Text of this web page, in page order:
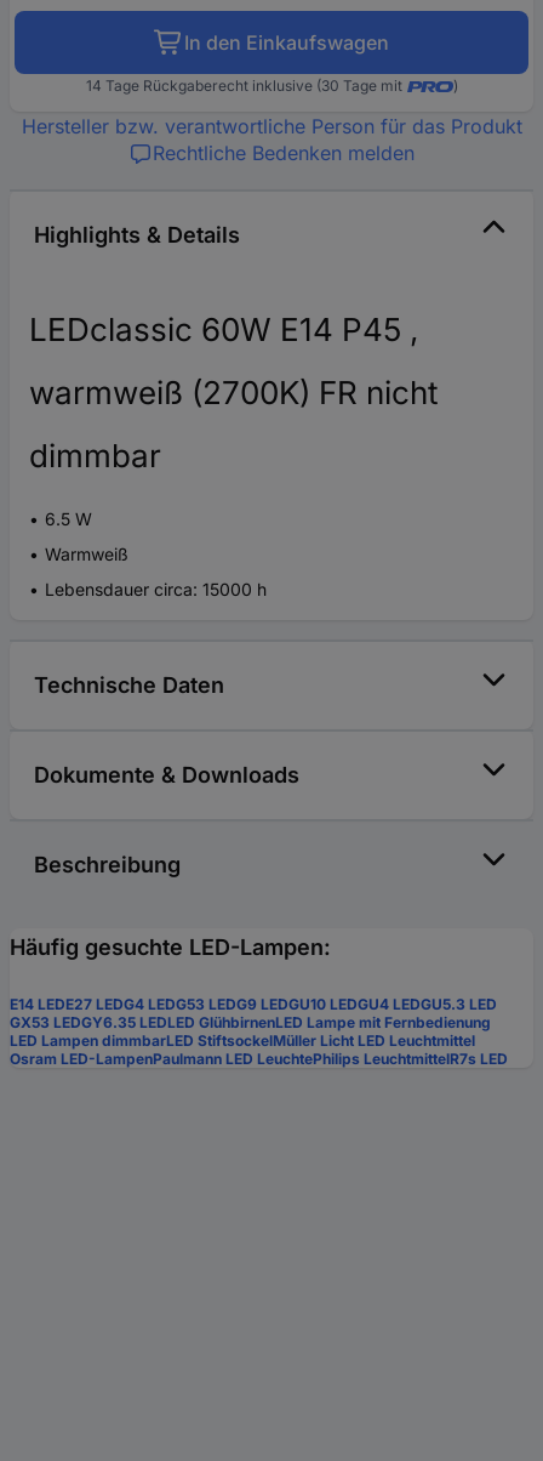
In den Einkaufswagen
14 Tage Rückgaberecht inklusive (30 Tage mit )
Hersteller bzw. verantwortliche Person für das Produkt
Rechtliche Bedenken melden
Highlights & Details
LEDclassic 60W E14 P45 ,
warmweiß (2700K) FR nicht
dimmbar
6.5 W
Warmweiß
Lebensdauer circa: 15000 h
Technische Daten
Dokumente & Downloads
Beschreibung
Häufig gesuchte LED-Lampen:
E14 LEDE27 LEDG4 LEDG53 LEDG9 LEDGU10 LEDGU4 LEDGU5.3 LED
GX53 LEDGY6.35 LEDLED GlühbirnenLED Lampe mit Fernbedienung
LED Lampen dimmbarLED StiftsockelMüller Licht LED Leuchtmittel
Osram LED-LampenPaulmann LED LeuchtePhilips LeuchtmittelR7s LED